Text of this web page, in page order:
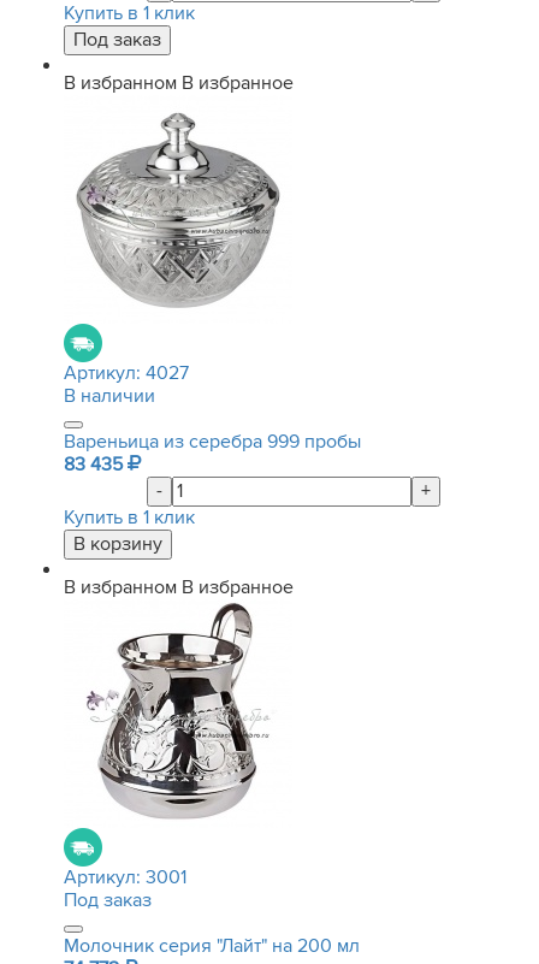
Купить в 1 клик
В избранном В избранное
Артикул: 4027
В наличии
Вареньица из серебра 999 пробы
83 435
-
+
Купить в 1 клик
В избранном В избранное
Артикул: 3001
Под заказ
Молочник серия "Лайт" на 200 мл